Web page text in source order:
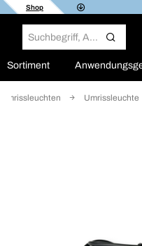
Shop
Sortiment
Umrissleuchte